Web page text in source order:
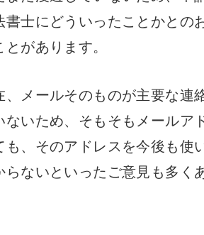
書士にどういったことかとの
があります。
、メールそのものが主要な連
ないため、そもそもメールア
も、そのアドレスを今後も使
らないといったご意見も多く